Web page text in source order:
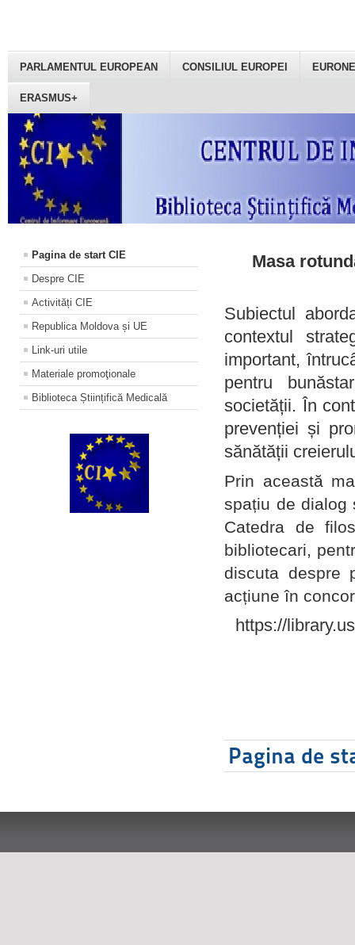
PARLAMENTUL EUROPEAN CONSILIUL EUROPEI
ERASMUS+
Pagina de start CIE
Despre CIE
Activități CIE
Republica Moldova și UE
Link-uri utile
Materiale promoţionale
Biblioteca Științifică Medicală
Masa
Subiectul
contextul
important,
pentru
societății. În
prevenției și
sănătății
Prin această
spațiu de dialog
Catedra de
bibliotecari,
discuta despre
acțiune în
https://
Pagina de